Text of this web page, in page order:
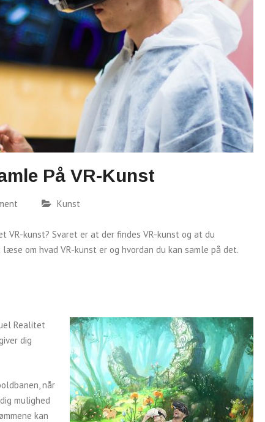
På VR-Kunst
Kunst
VR-kunst? Svaret er at der findes VR-kunst og at du
om hvad VR-kunst er og hvordan du kan samle på det.
Realitet
dig
når
mulighed
kan